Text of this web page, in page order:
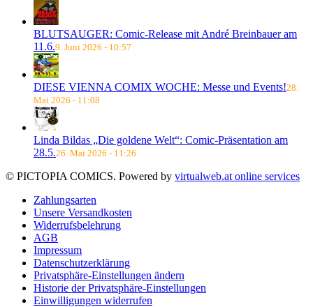
BLUTSAUGER: Comic-Release mit André Breinbauer am
11.6.9. Juni 2026 - 10:57
DIESE VIENNA COMIX WOCHE: Messe und Events!28.
Mai 2026 - 11:08
Linda Bildas „Die goldene Welt“: Comic-Präsentation am
28.5.26. Mai 2026 - 11:26
© PICTOPIA COMICS. Powered by virtualweb.at online services
Zahlungsarten
Unsere Versandkosten
Widerrufsbelehrung
AGB
Impressum
Datenschutzerklärung
Privatsphäre-Einstellungen ändern
Historie der Privatsphäre-Einstellungen
Einwilligungen widerrufen